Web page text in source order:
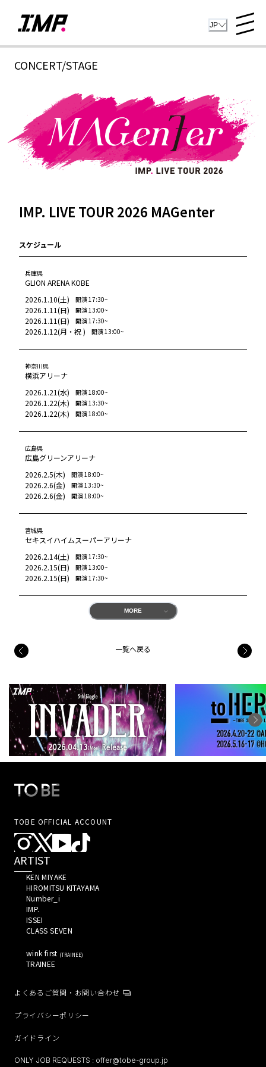
JP
CONCERT/STAGE
IMP. LIVE TOUR 2026 MAGenter
スケジュール
兵庫県
GLION ARENA KOBE
2026.1.10(土) 開演17:30~
2026.1.11(日) 開演13:00~
2026.1.11(日) 開演17:30~
2026.1.12(月 ・祝 ) 開演13:00~
神奈川県
横浜アリーナ
2026.1.21(水) 開演18:00~
2026.1.22(木) 開演13:30~
2026.1.22(木) 開演18:00~
広島県
広島グリーンアリーナ
2026.2.5(木) 開演18:00~
2026.2.6(金) 開演13:30~
2026.2.6(金) 開演18:00~
宮城県
セキスイハイムスーパーアリーナ
2026.2.14(土) 開演17:30~
2026.2.15(日) 開演13:00~
2026.2.15(日) 開演17:30~
MORE
一覧へ戻る
TOBE OFFICIAL ACCOUNT
ARTIST
KEN MIYAKE
HIROMITSU KITAYAMA
Number_i
IMP.
ISSEI
CLASS SEVEN
wink first (TRAINEE)
TRAINEE
よくあるご質問・お問い合わせ
プライバシーポリシー
ガイドライン
ONLY JOB REQUESTS : offer@tobe-group.jp